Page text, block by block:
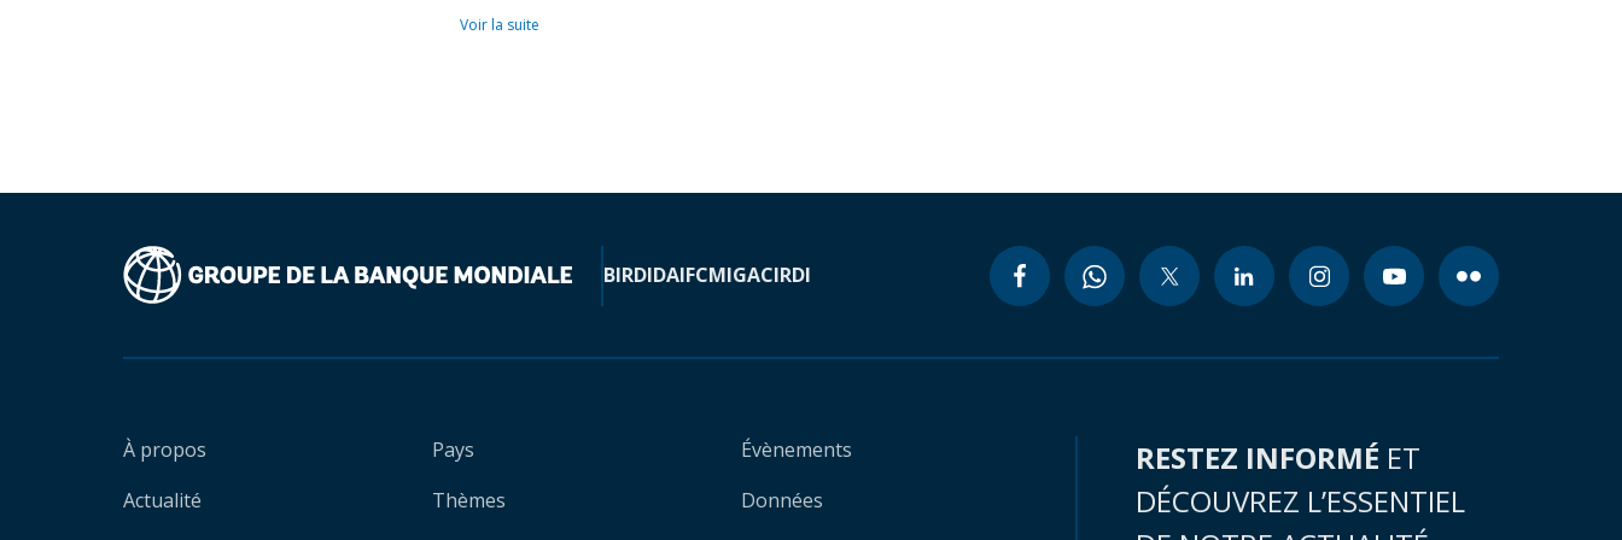
Voir la suite
BIRDIDAIFCMIGACIRDI
À propos
Actualité
Pays
Thèmes
Évènements
Données
RESTEZ INFORMÉ ET
DÉCOUVREZ L’ESSENTIEL